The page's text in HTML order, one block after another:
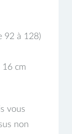
92 à 128)
16 cm
vous
non